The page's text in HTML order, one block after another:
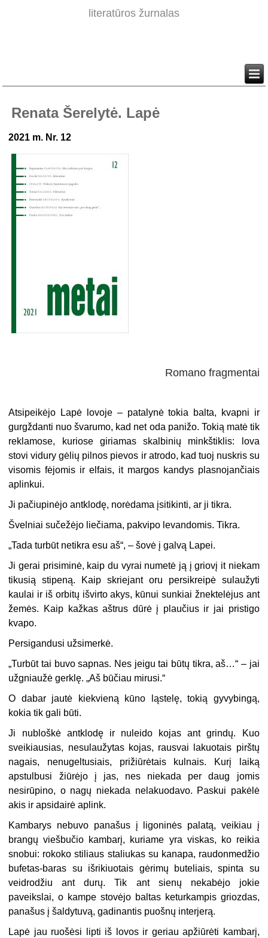
literatūros žurnalas
Renata Šerelytė. Lapė
2021 m. Nr. 12
Romano fragmentai
Atsipeikėjo Lapė lovoje – patalynė tokia balta, kvapni ir
gurgždanti nuo švarumo, kad net oda panižo. Tokią matė tik
reklamose, kuriose giriamas skalbinių minkštiklis: lova
stovi vidury gėlių pilnos pievos ir atrodo, kad tuoj nuskris su
visomis fėjomis ir elfais, it margos kandys plasnojančiais
aplinkui.
Ji pačiupinėjo antklodę, norėdama įsitikinti, ar ji tikra.
Švelniai sučežėjo liečiama, pakvipo levandomis. Tikra.
„Tada turbūt netikra esu aš“, – šovė į galvą Lapei.
Ji gerai prisiminė, kaip du vyrai numetė ją į griovį it niekam
tikusią stipeną. Kaip skriejant oru persikreipė sulaužyti
kaulai ir iš orbitų išvirto akys, kūnui sunkiai žnektelėjus ant
žemės. Kaip kažkas aštrus dūrė į plaučius ir jai pristigo
kvapo.
Persigandusi užsimerkė.
„Turbūt tai buvo sapnas. Nes jeigu tai būtų tikra, aš…“ – jai
užgniaužė gerklę. „Aš būčiau mirusi.“
O dabar jautė kiekvieną kūno ląstelę, tokią gyvybingą,
kokia tik gali būti.
Ji nubloškė antklodę ir nuleido kojas ant grindų. Kuo
sveikiausias, nesulaužytas kojas, rausvai lakuotais pirštų
nagais, nenugeltusiais, prižiūrėtais kulnais. Kurį laiką
apstulbusi žiūrėjo į jas, nes niekada per daug jomis
nesirūpino, o nagų niekada nelakuodavo. Paskui pakėlė
akis ir apsidairė aplink.
Kambarys nebuvo panašus į ligoninės palatą, veikiau į
brangų viešbučio kambarį, kuriame yra viskas, ko reikia
snobui: rokoko stiliaus staliukas su kanapa, raudonmedžio
bufetas-baras su išrikiuotais gėrimų buteliais, spinta su
veidrodžiu ant durų. Tik ant sienų nekabėjo jokie
paveikslai, o kampe stovėjo baltas keturkampis griozdas,
panašus į šaldytuvą, gadinantis puošnų interjerą.
Lapė jau ruošėsi lipti iš lovos ir geriau apžiūrėti kambarį,